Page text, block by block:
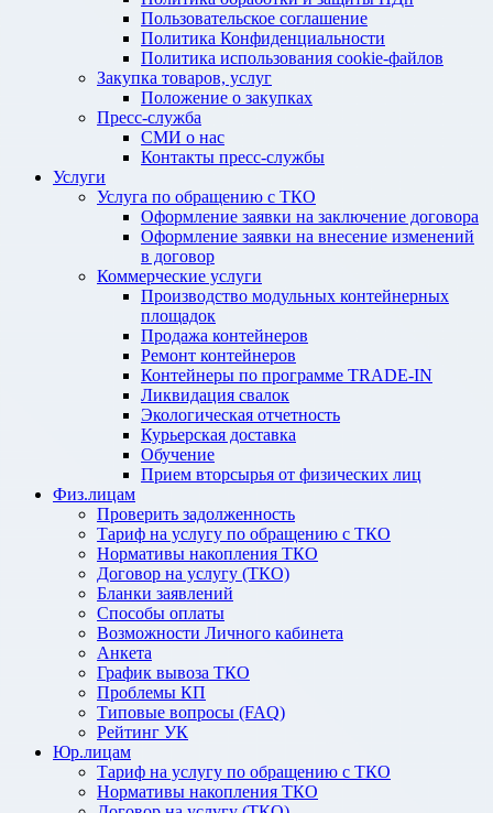
Пользовательское соглашение
Политика Конфиденциальности
Политика использования cookie-файлов
Закупка товаров, услуг
Положение о закупках
Пресс-служба
СМИ о нас
Контакты пресс-службы
Услуги
Услуга по обращению с ТКО
Оформление заявки на заключение договора
Оформление заявки на внесение изменений
в договор
Коммерческие услуги
Производство модульных контейнерных
площадок
Продажа контейнеров
Ремонт контейнеров
Контейнеры по программе TRADE-IN
Ликвидация свалок
Экологическая отчетность
Курьерская доставка
Обучение
Прием вторсырья от физических лиц
Физ.лицам
Проверить задолженность
Тариф на услугу по обращению с ТКО
Нормативы накопления ТКО
Договор на услугу (ТКО)
Бланки заявлений
Способы оплаты
Возможности Личного кабинета
Анкета
График вывоза ТКО
Проблемы КП
Типовые вопросы (FAQ)
Рейтинг УК
Юр.лицам
Тариф на услугу по обращению с ТКО
Нормативы накопления ТКО